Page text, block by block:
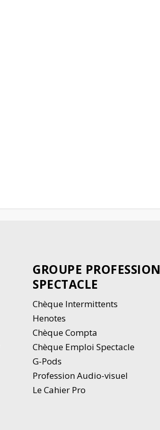
GROUPE PROFESSION
SPECTACLE
Chèque Intermittents
Henotes
Chèque Compta
Chèque Emploi Spectacle
G-Pods
Profession Audio-visuel
Le Cahier Pro